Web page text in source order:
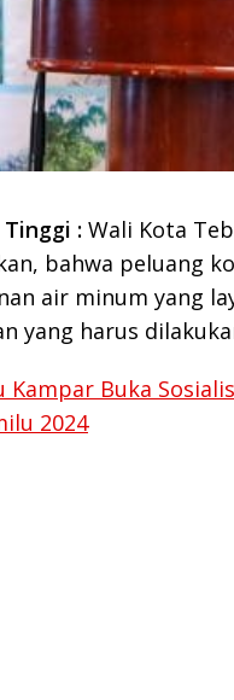
Tinggi : Wali Kota
bahwa peluang
air minum yang
yang harus
Kampar Buka
2024